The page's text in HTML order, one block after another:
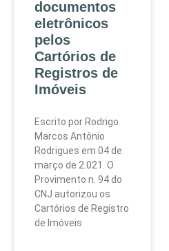
documentos
eletrônicos
pelos
Cartórios de
Registros de
Imóveis
Escrito por Rodrigo
Marcos Antônio
Rodrigues em 04 de
março de 2.021. O
Provimento n. 94 do
CNJ autorizou os
Cartórios de Registro
de Imóveis